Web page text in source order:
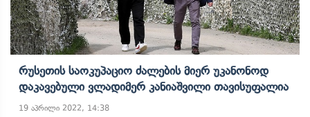
Რუსეთის Საოკუპაციო Ძალების Მიერ Უკანონოდ
Დაკავებული Ვლადიმერ Კანიაშვილი Თავისუფალია
19 აპრილი 2022, 14:38